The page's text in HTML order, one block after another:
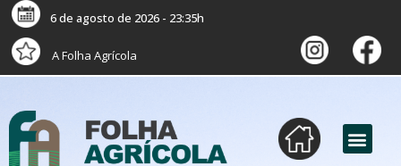
6 de agosto de 2026 - 23:35h
A Folha Agrícola